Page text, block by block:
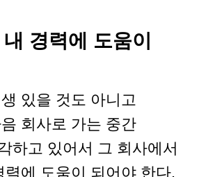
경력에 도움이
있을 것도 아니고
회사로 가는 중간
하고 있어서 그 회사에서
에 도움이 되어야 한다.